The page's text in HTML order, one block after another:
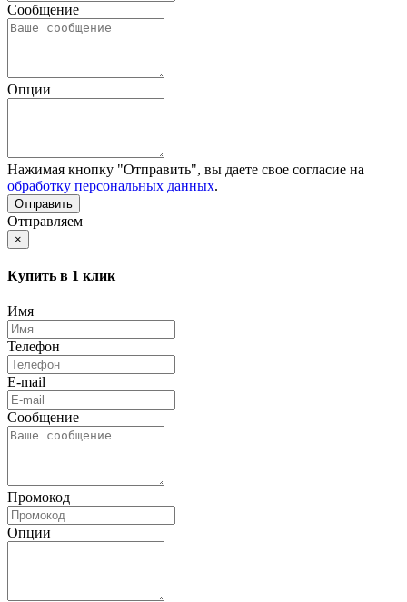
Сообщение
Опции
Нажимая кнопку "Отправить", вы даете свое согласие на
обработку персональных данных.
Отправляем
×
Купить в 1 клик
Имя
Телефон
E-mail
Сообщение
Промокод
Опции